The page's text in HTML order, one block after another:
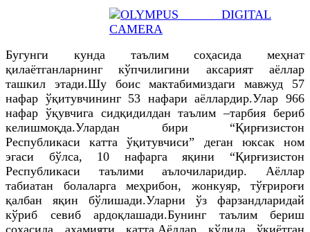
Бугунги кунда таълим соҳасида меҳнат
қилаётганларнинг кўпчилигини аксарият аёллар
ташкил этади.Шу боис мактабимиздаги мавжуд 57
нафар ўқитувчининг 53 нафари аёллардир.Улар 966
нафар ўқувчига сидқидилдан таълим –тарбия бериб
келишмоқда.Улардан бири “Қирғизистон
Республикаси катта ўқитувчиси” деган юксак ном
эгаси бўлса, 10 нафарга яқини “Қирғизистон
Республикаси таълими аълочиларидир. Аёллар
табиатан болаларга меҳрибон, жонкуяр, тўғрироғи
қалбан яқин бўлишади.Уларни ўз фарзандларидай
кўриб севиб ардоқлашади.Бунинг таълим бериш
соҳасида аҳамияти катта.Аёллар қўлида ўқиётган